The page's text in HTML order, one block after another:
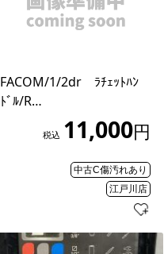
FACOM/1/2dr ﾗﾁｪｯﾄﾊﾝ
ﾄﾞﾙ/R…
税込 11,000円
中古C傷汚れあり
江戸川店